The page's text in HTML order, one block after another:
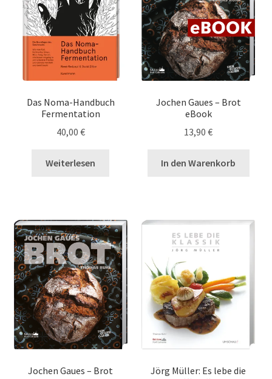
Das Noma-Handbuch
Fermentation
40,00 €
Weiterlesen
Jochen Gaues – Brot
eBook
13,90€
In den Warenkorb
Jochen Gaues – Brot
Jörg Müller: Es lebe die